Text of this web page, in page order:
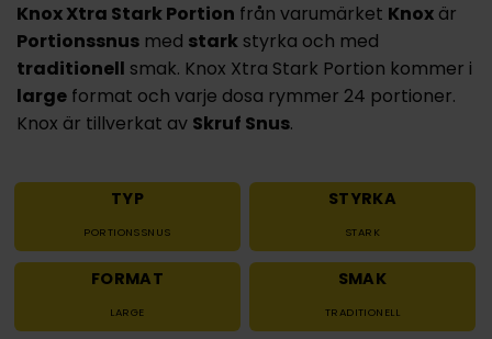
Knox Xtra Stark Portion från varumärket Knox är
Portionssnus med stark styrka och med
traditionell smak. Knox Xtra Stark Portion kommer i
large format och varje dosa rymmer 24 portioner.
Knox är tillverkat av Skruf Snus.
TYP
PORTIONSSNUS
STYRKA
STARK
FORMAT
LARGE
SMAK
TRADITIONELL